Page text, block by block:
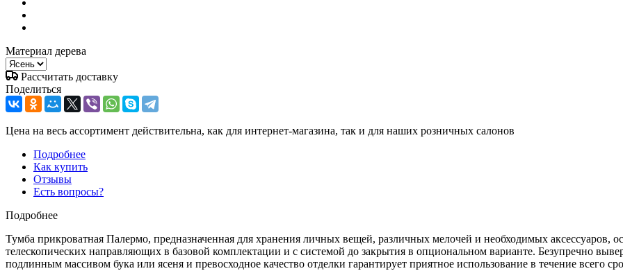
Материал дерева
Рассчитать доставку
Поделиться
Цена на весь ассортимент действительна, как для интернет-магазина, так и для наших розничных салонов
Подробнее
Как купить
Отзывы
Есть вопросы?
Подробнее
Тумба прикроватная Палермо, предназначенная для хранения личных вещей, различных мелочей и необходимых
телескопических направляющих в базовой комплектации и с системой до закрытия в опциональном варианте. Безупречно
подлинным массивом бука или ясеня и превосходное качество отделки гарантирует приятное использование в течение всего